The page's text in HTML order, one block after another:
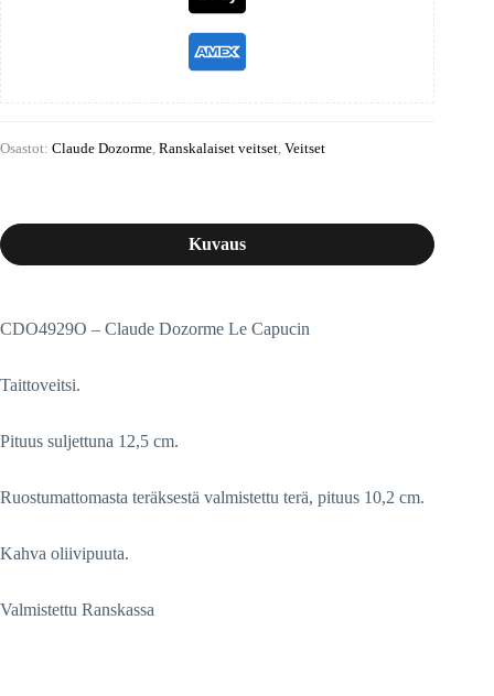
Osastot: Claude Dozorme Ranskalaiset veitset Veitset
Kuvaus
CDO4929O – Claude Dozorme Le Capucin
Taittoveitsi.
Pituus suljettuna 12,5 cm.
Ruostumattomasta teräksestä valmistettu terä, pituus 10,2 cm.
Kahva oliivipuuta.
Valmistettu Ranskassa